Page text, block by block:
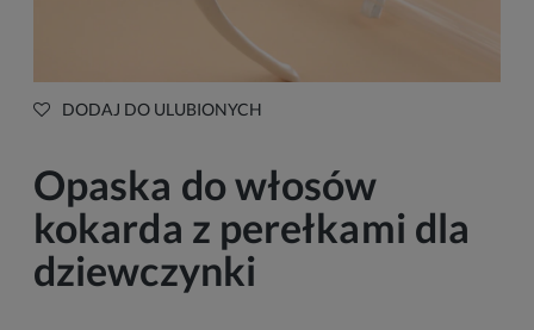
DODAJ DO ULUBIONYCH
Opaska do włosów
kokarda z perełkami dla
dziewczynki